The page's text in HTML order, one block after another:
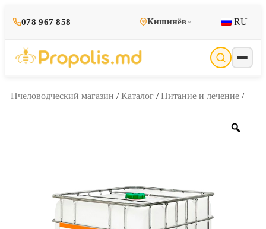
078 967 858 Кишинёв RU
Пчеловодческий магазин / Каталог / Питание и лечение /